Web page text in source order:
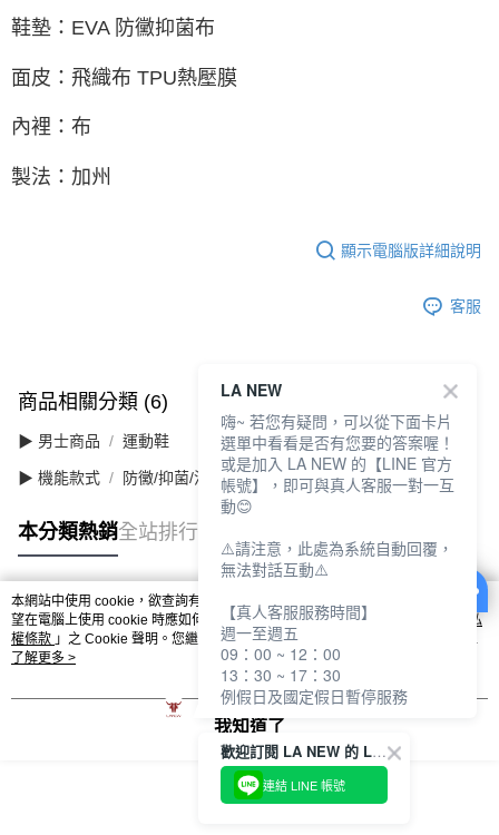
鞋墊：EVA 防黴抑菌布
面皮：飛織布 TPU熱壓膜
內裡：布
製法：加州
顯示電腦版詳細說明
客服
商品相關分類 (6) 查看全部
▶ 男士商品 運動鞋
▶ 機能款式 防黴/抑菌/消臭
本分類熱銷全站排行
熱門標籤
本網站中使用 cookie，欲查詢有關本網站使用 cookie 方式之詳情，及若您不希
望在電腦上使用 cookie 時應如何變更電腦的 cookie 設定，請參閱本網站「
隱私
權條款 」之 Cookie 聲明。您繼續使用本網站即表示您同意本公司得按本網站使
用條款之 Cookie 聲明使用 cookie。
了解更多 >
我知道了
歡迎訂閱 LA NEW 的 LINE 官方帳號
連結 LINE 帳號
LA NEW
嗨~ 若您有疑問，可以從下面卡片
選單中看看是否有您要的答案喔！
或是加入 LA NEW 的【LINE 官方
帳號】，即可與真人客服一對一互
動😊
⚠️請注意，此處為系統自動回覆，
無法對話互動⚠️
【真人客服服務時間】
週一至週五
09：00 ~ 12：00
13：30 ~ 17：30
例假日及國定假日暫停服務